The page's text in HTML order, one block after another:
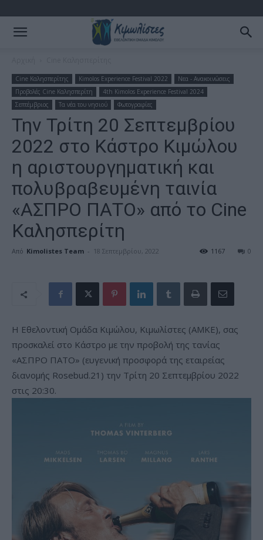
Cine Καλησπερίτης Kimolos Experience Festival 2022
Νεα - Ανακοινώσεις
Προβολές Cine Καλησπερίτη
4th Kimolos Experience Festival 2024
Σεπτέμβριος
Τα νέα του νησιού Φωτογραφίες
Την Τρίτη 20 Σεπτεμβρίου
2022 στο Κάστρο Κιμώλου
η αριστουργηματική και
πολυβραβευμένη ταινία
«ΑΣΠΡΟ ΠΑΤΟ» από το Cine
Καλησπερίτη
Από Kimolistes Team - 18 Σεπτεμβρίου, 2022 0
1167
Η Εθελοντική Ομάδα Κιμώλου, Κιμωλίστες (ΑΜΚΕ), σας
προσκαλεί στο Κάστρο με την προβολή της τανίας
«ΑΣΠΡΟ ΠΑΤΟ» (ευγενική προσφορά της εταιρείας
διανομής Rosebud.21) την Τρίτη 20 Σεπτεμβρίου 2022
στις 20:30.